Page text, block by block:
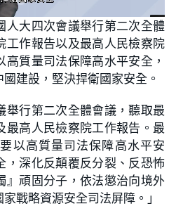
人大四次會議舉行第二次全體
工作報告以及最高人民檢察院
質量司法保障高水平安全，
建設，堅決捍衛國家安全。
舉行第二次全體會議，聽取最
最高人民檢察院工作報告。最
以高質量司法保障高水平安
，深化反顛覆反分裂、反恐怖
』頑固分子，依法懲治向境外
戰略資源安全司法屏障。」